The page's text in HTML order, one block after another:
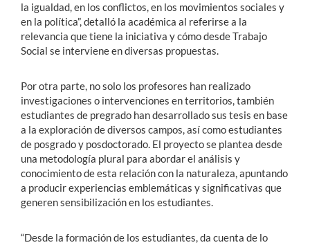
la igualdad, en los conflictos, en los movimientos sociales y
en la política”, detalló la académica al referirse a la
relevancia que tiene la iniciativa y cómo desde Trabajo
Social se interviene en diversas propuestas.
Por otra parte, no solo los profesores han realizado
investigaciones o intervenciones en territorios, también
estudiantes de pregrado han desarrollado sus tesis en base
a la exploración de diversos campos, así como estudiantes
de posgrado y posdoctorado. El proyecto se plantea desde
una metodología plural para abordar el análisis y
conocimiento de esta relación con la naturaleza, apuntando
a producir experiencias emblemáticas y significativas que
generen sensibilización en los estudiantes.
“Desde la formación de los estudiantes, da cuenta de lo